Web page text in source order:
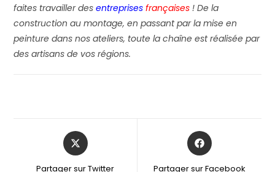
faites travailler desentreprises françaises ! De la
construction au montage, en passant par la mise en
peinture dans nos ateliers, toute la chaîne est réalisée par
des artisans de vos régions.
Partager sur Twitter Partager sur Facebook